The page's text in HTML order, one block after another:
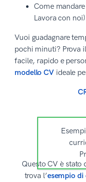
Come
Lavora con
Vuoi guadagnare
pochi minuti? Prova
facile, rapido e
modello CV ideale
Questo CV è
trova l’esempio